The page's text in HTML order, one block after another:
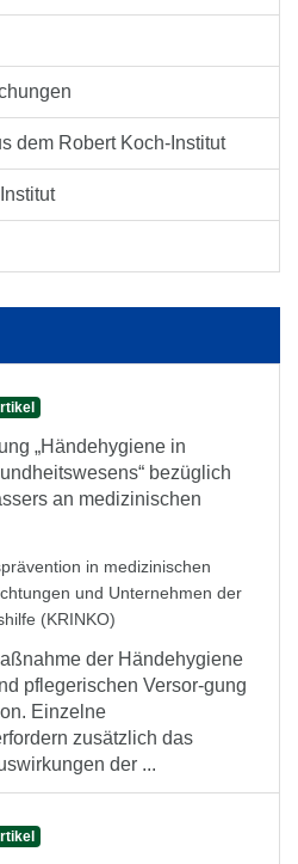
dem Robert Koch-Institut
„Händehygiene in
bezüglich
an medizinischen
in medizinischen
und Unternehmen der
(KRINKO)
der Händehygiene
pflegerischen Versor-gung
Einzelne
zusätzlich das
der ...